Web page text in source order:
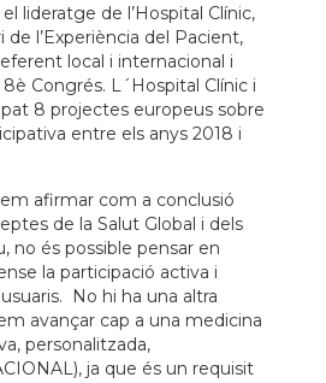
lideratge de l’Hospital Clínic,
de l’Experiència del Pacient,
local i internacional i
Congrés. L´Hospital Clínic i
8 projectes europeus sobre
entre els anys 2018 i
afirmar com a conclusió
de la Salut Global i dels
no és possible pensar en
la participació activa i
No hi ha una altra
avançar cap a una medicina
personalitzada,
ja que és un requisit